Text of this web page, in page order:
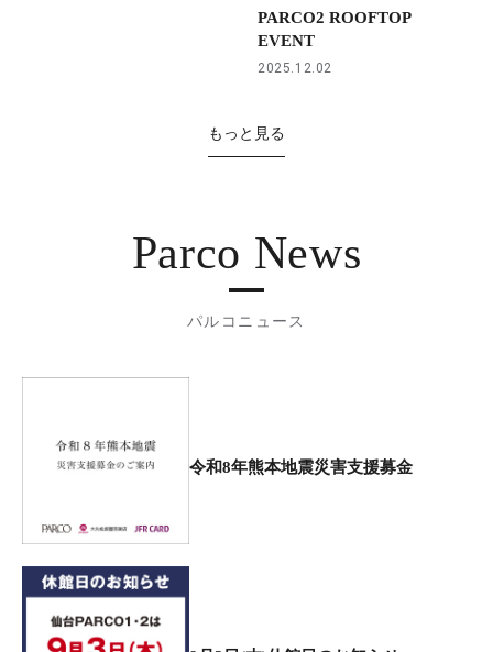
PARCO2 ROOFTOP
EVENT
2025.12.02
もっと見る
Parco News
パルコニュース
令和8年熊本地震災害支援募金